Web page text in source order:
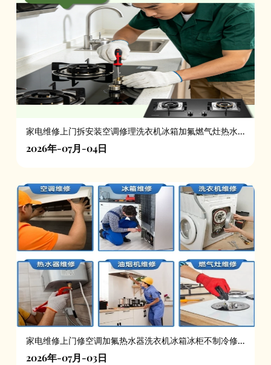
家电维修上门拆安装空调修理洗衣机冰箱加氟燃气灶热水
器服务
2026年-07月-04日
家电维修上门修空调加氟热水器洗衣机冰箱冰柜不制冷修
理服务
2026年-07月-03日